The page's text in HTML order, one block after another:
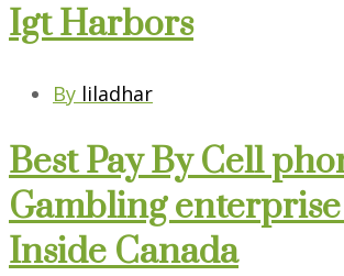
Igt Harbors
By liladhar
Best Pay By Cell
Gambling
Inside Canada